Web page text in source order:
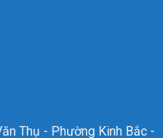
Thụ - Phường Kinh Bắc -